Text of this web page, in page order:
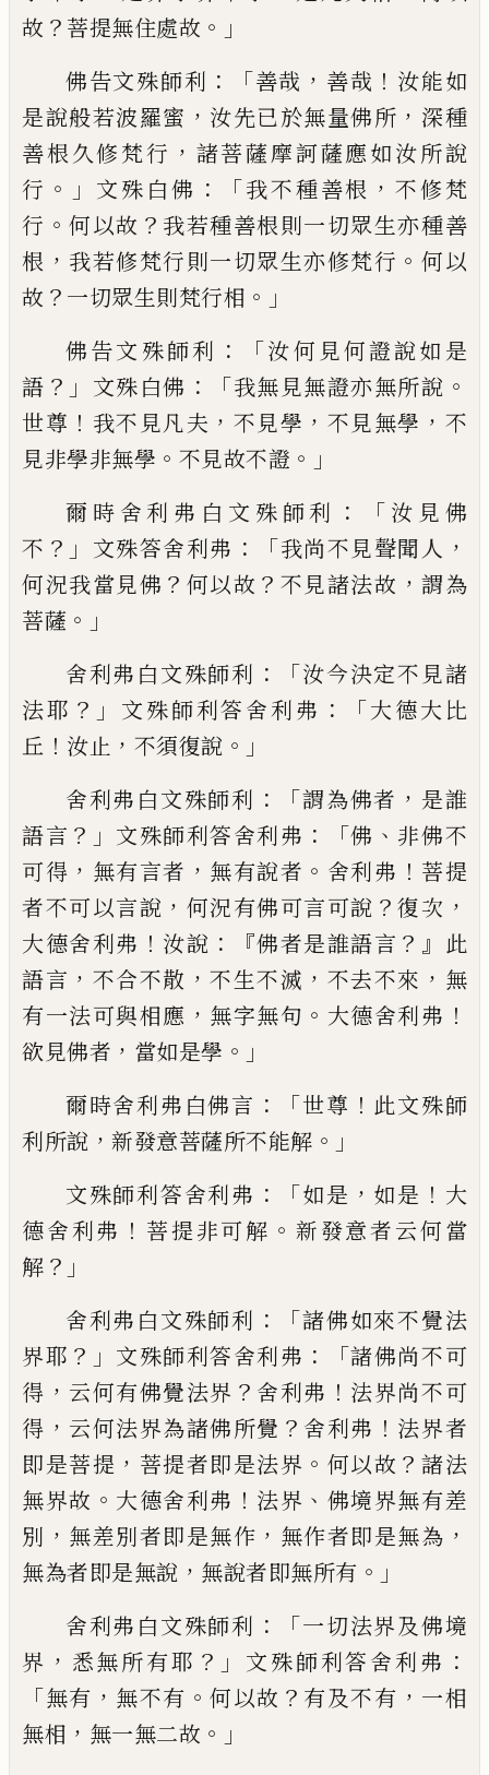
故 ？ 菩提無住處故 。」
佛告文殊師利 ：「善哉 ， 善哉 ！ 汝能如
是說般若波羅蜜 ， 汝先已於無量佛所 ， 深種
善根久修梵行 ， 諸菩薩摩訶薩應如汝所說
行 。」 文殊白佛 ：「我不種善根 ， 不修梵
行 。何以故 ？ 我若種善根則一切眾生亦種善
根 ， 我若修梵行則一切眾生亦修梵行 。 何以
故 ？ 一切眾生則梵行相 。 」
佛告文殊師利 ：「汝何見何證說如是
語 ？」 文殊白佛 ：「我無見無證亦無所說 。
世尊 ！ 我不見凡夫 ， 不見學 ， 不見無學 ， 不
見非學非無學 。 不見故不證 。」
爾時舍利弗白 文殊師利 ：「 汝 見 佛
不 ？」 文殊答舍利弗 ：「我尚不見聲聞人 ，
何況我當見佛 ？ 何以故 ？ 不 見諸法故 ，謂為
菩薩 。」
舍利弗白文殊師利 ：「汝今決定不見諸
法耶 ？」 文殊師利答舍利弗 ：「大德大比
丘 ！ 汝止 ， 不須復說 。」
舍利弗白文殊師利 ： 「謂為佛者 ， 是誰
語言 ？」 文殊師利答舍利弗 ：「佛 、 非佛不
可得 ， 無有言者 ， 無有說者 。 舍利弗 ！ 菩提
者不可以言說 ， 何況有佛可言可說 ？復次 ，
大德舍利弗 ！ 汝說 ：『佛者是誰語言 ？』 此
語言 ， 不合不散 ，不生不滅 ， 不去不來 ， 無
有一法可與相應 ， 無字無句 。 大德舍利弗 ！
欲見佛者 ， 當如是學 。」
爾時舍利弗白佛言 ：「世尊 ！ 此文殊師
利所說 ， 新發意菩薩所不能解 。」
文殊師利答舍利弗 ：「如是 ， 如是 ！ 大
德舍利弗 ！ 菩提非可解 。 新發意者云何當
解 ？」
舍利弗白文殊師利 ：「諸佛如來不覺法
界耶 ？」 文殊師利答舍利弗 ：「諸佛尚不可
得 ， 云何有佛覺法界 ？ 舍利弗 ！ 法界尚不可
得 ， 云何法界為諸佛所覺 ？ 舍利弗 ！ 法界者
即是菩提 ， 菩提者即是法界 。 何以故 ？諸法
無界故 。 大德舍利弗 ！ 法界 、 佛境界無有差
別 ， 無差別者即是無作 ， 無作者即是無為 ，
無為者即是無說 ， 無說者即無所有 。」
舍利弗白文殊師利 ：「一切法界及佛境
界 ， 悉無所有耶 ？」 文殊師利答舍利弗 ：
「無有 ， 無不有 。何以故 ？ 有及不有 ， 一相
無相 ， 無一無二故 。」